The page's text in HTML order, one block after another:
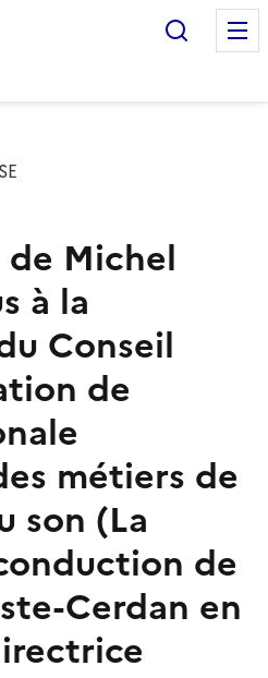
Michel
à la
Conseil
de
métiers de
son (La
de
Cerdan en